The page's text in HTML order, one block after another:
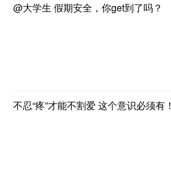
@大学生 假期安全，你get到了吗？
不忍“疼”才能不割爱 这个意识必须有！